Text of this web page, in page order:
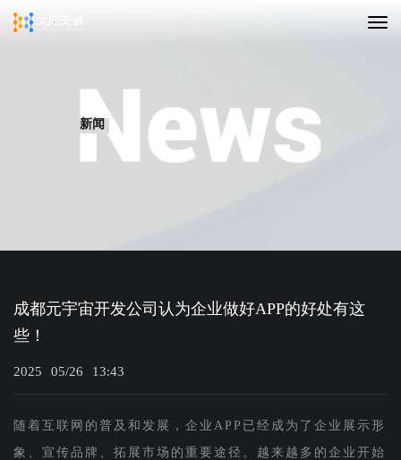
新闻
成都元宇宙开发公司认为企业做好APP的好处有这
些！
2025 05/26 13:43
随着互联网的普及和发展，企业APP已经成为了企业展示形
象、宣传品牌、拓展市场的重要途径。越来越多的企业开始